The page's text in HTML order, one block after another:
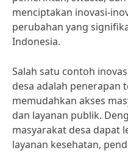
menciptakan inovasi-
perubahan yang
Indonesia.
Salah satu contoh
desa adalah penerapan
memudahkan akses
dan layanan publik.
masyarakat desa dapat
layanan kesehatan,